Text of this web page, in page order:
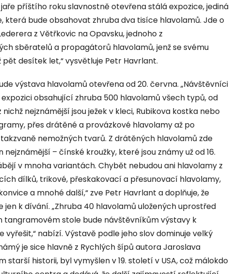
příštího roku slavnostně otevřena stálá expozice, jediná
která bude obsahovat zhruba dva tisíce hlavolamů. Jde o
z Větřkovic na Opavsku, jednoho z
sběratelů a propagátorů hlavolamů, jenž se svému
pět desítek let,“ vysvětluje Petr Havrlant.
výstava hlavolamů otevřena od 20. června. „Návštěvníci
obsahující zhruba 500 hlavolamů všech typů, od
nejznámější jsou ježek v kleci, Rubikova kostka nebo
přes drátěné a provázkové hlavolamy až po
nemožných tvarů. Z drátěných hlavolamů zde
– čínské kroužky, které jsou známy už od 16.
v mnoha variantách. Chybět nebudou ani hlavolamy z
dílků, trikové, přeskakovací a přesunovací hlavolamy,
a mnohé další,“ zve Petr Havrlant a doplňuje, že
jen k dívání. „Zhruba 40 hlavolamů uložených uprostřed
tangramovém stole bude návštěvníkům výstavy k
vyřešit,“ nabízí. Výstavě podle jeho slov dominuje velký
je sice hlavně z Rychlých šípů autora Jaroslava
starší historii, byl vymyšlen v 19. století v USA, což málokdo